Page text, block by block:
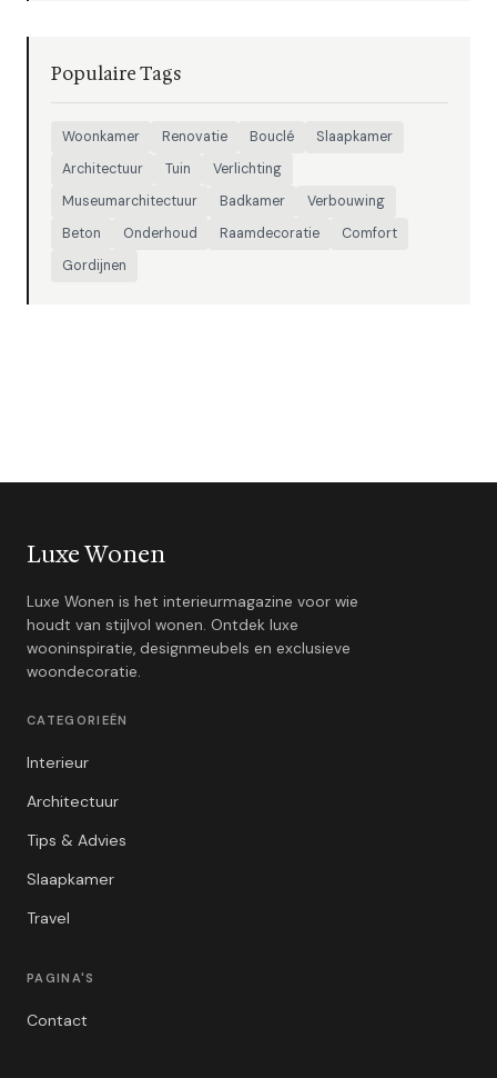
Populaire Tags
Woonkamer Renovatie Bouclé
Slaapkamer
Architectuur
Tuin
Verlichting
Museumarchitectuur
Badkamer
Verbouwing
Beton
Onderhoud Raamdecoratie
Comfort
Gordijnen
Luxe Wonen
Luxe Wonen is het interieurmagazine voor wie
houdt van stijlvol wonen. Ontdek luxe
wooninspiratie, designmeubels en exclusieve
woondecoratie.
CATEGORIEËN
Interieur
Architectuur
Tips & Advies
Slaapkamer
Travel
PAGINA'S
Contact